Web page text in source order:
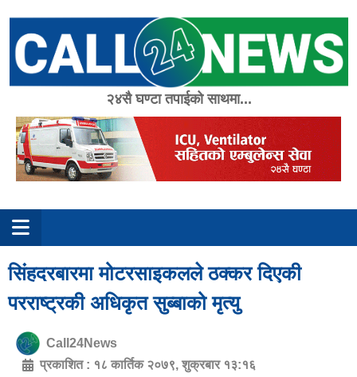
content
२४सै घण्टा तपाईको साथमा...
सिंहदरबारमा मोटरसाइकलले ठक्कर दिएकी
परराष्ट्रकी अधिकृत सुब्बाको मृत्यु
Call24News
प्रकाशित : १८ कार्तिक २०७९, शुक्रबार १३:१६